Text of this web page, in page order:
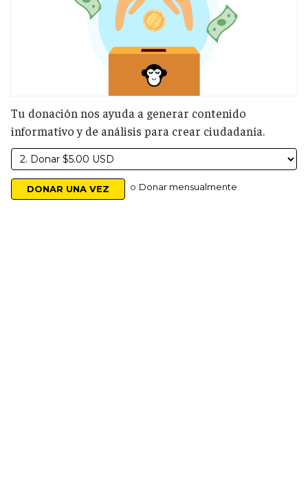
Tu donación nos ayuda a generar contenido
informativo y de análisis para crear ciudadanía.
o Donar mensualmente